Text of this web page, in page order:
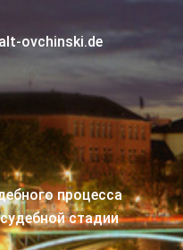
ovchinski.de
процессa
стадии